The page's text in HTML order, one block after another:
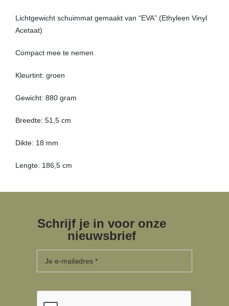
Lichtgewicht schuimmat gemaakt van “EVA” (Ethyleen Vinyl
Acetaat)
Compact mee te nemen
Kleurtint: groen
Gewicht: 880 gram
Breedte: 51,5 cm
Dikte: 18 mm
Lengte: 186,5 cm
Schrijf je in voor onze
nieuwsbrief